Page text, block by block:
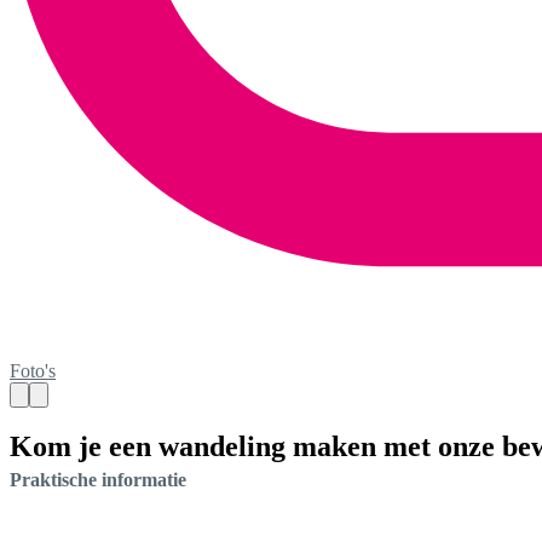
Foto's
Kom je een wandeling maken met onze
Praktische informatie